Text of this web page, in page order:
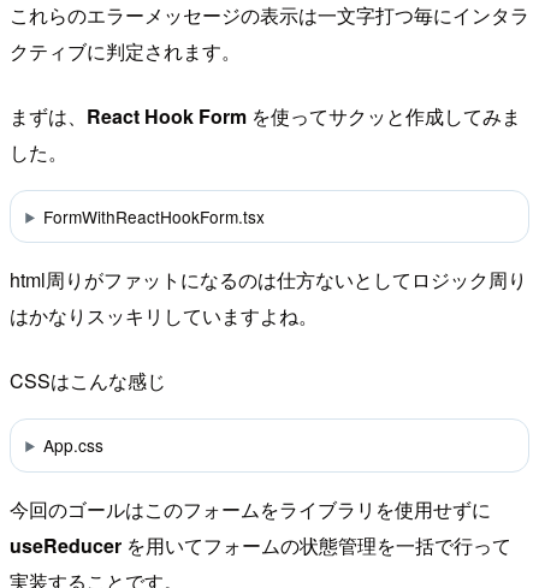
これらのエラーメッセージの表示は一文字打つ毎にインタラ
クティブに判定されます。
まずは、 React Hook Form を使ってサクッと作成してみま
した。
FormWithReactHookForm.tsx
html周りがファットになるのは仕方ないとしてロジック周り
はかなりスッキリしていますよね。
CSSはこんな感じ
App.css
今回のゴールはこのフォームをライブラリを使用せずに
useReducer を用いてフォームの状態管理を一括で行って
実装することです。